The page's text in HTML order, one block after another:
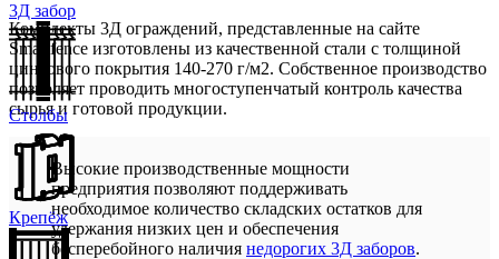
3Д забор
Столбы
Крепёж
Комплекты 3Д ограждений, представленные на сайте
Smartfence изготовлены из качественной стали с толщиной
цинкового покрытия 140-270 г/м2. Собственное производство
позволяет проводить многоступенчатый контроль качества
сырья и готовой продукции.
Высокие производственные мощности
предприятия позволяют поддерживать
необходимое количество складских остатков для
удержания низких цен и обеспечения
бесперебойного наличия недорогих 3Д заборов.